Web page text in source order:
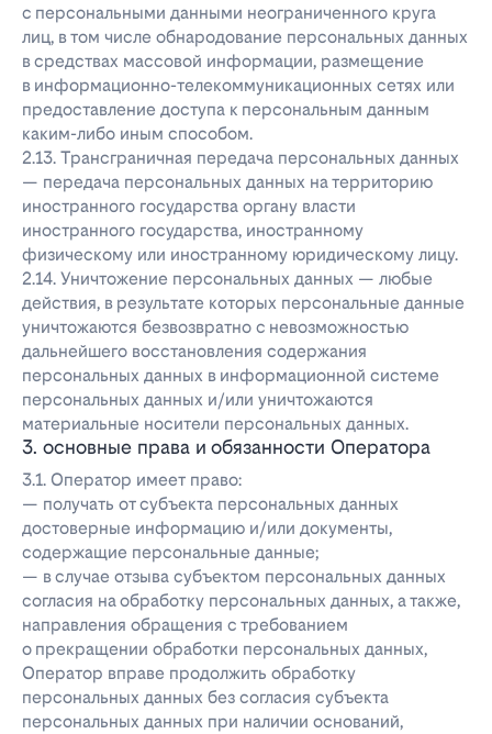
с персональными данными неограниченного круга
лиц, в том числе обнародование персональных данных
в средствах массовой информации, размещение
в информационно-телекоммуникационных сетях или
предоставление доступа к персональным данным
каким-либо иным способом.
2.13. Трансграничная передача персональных данных
— передача персональных данных на территорию
иностранного государства органу власти
иностранного государства, иностранному
физическому или иностранному юридическому лицу.
2.14. Уничтожение персональных данных — любые
действия, в результате которых персональные данные
уничтожаются безвозвратно с невозможностью
дальнейшего восстановления содержания
персональных данных в информационной системе
персональных данных и/или уничтожаются
материальные носители персональных данных.
3. основные права и обязанности Оператора
3.1. Оператор имеет право:
— получать от субъекта персональных данных
достоверные информацию и/или документы,
содержащие персональные данные;
— в случае отзыва субъектом персональных данных
согласия на обработку персональных данных, а также,
направления обращения с требованием
о прекращении обработки персональных данных,
Оператор вправе продолжить обработку
персональных данных без согласия субъекта
персональных данных при наличии оснований,